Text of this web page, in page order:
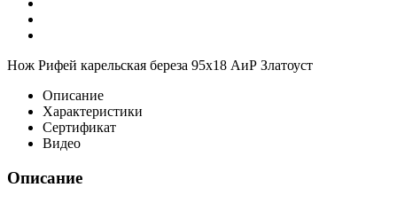
Нож Рифей карельская береза 95х18 АиР Златоуст
Описание
Характеристики
Сертификат
Видео
Описание